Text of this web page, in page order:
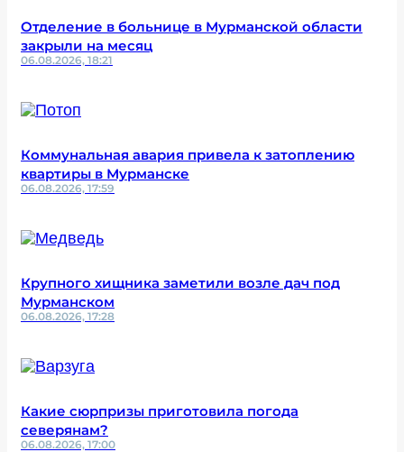
Отделение в больнице в Мурманской области
закрыли на месяц
06.08.2026, 18:21
Коммунальная авария привела к затоплению
квартиры в Мурманске
06.08.2026, 17:59
Крупного хищника заметили возле дач под
Мурманском
06.08.2026, 17:28
Какие сюрпризы приготовила погода
северянам?
06.08.2026, 17:00